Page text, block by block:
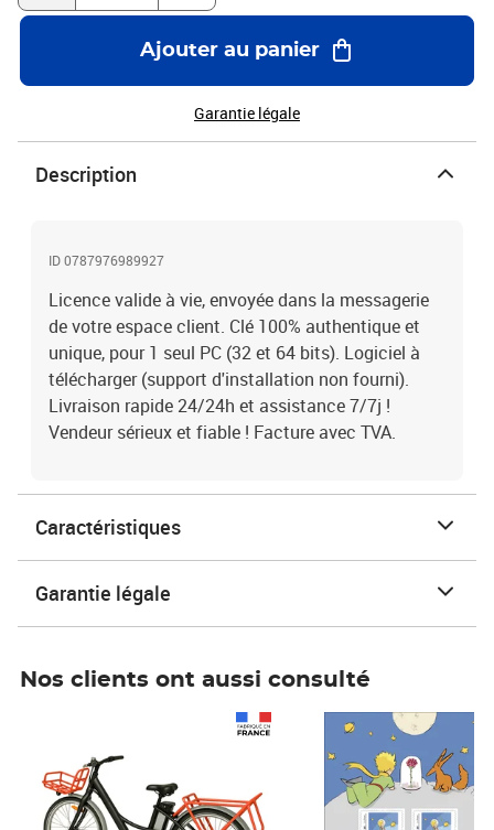
Ajouter au panier
Garantie légale
Description
ID 0787976989927
Licence valide à vie, envoyée dans la messagerie
de votre espace client. Clé 100% authentique et
unique, pour 1 seul PC (32 et 64 bits). Logiciel à
télécharger (support d'installation non fourni).
Livraison rapide 24/24h et assistance 7/7j !
Vendeur sérieux et fiable ! Facture avec TVA.
Caractéristiques
Garantie légale
Nos clients ont aussi consulté
Prix 7,50€